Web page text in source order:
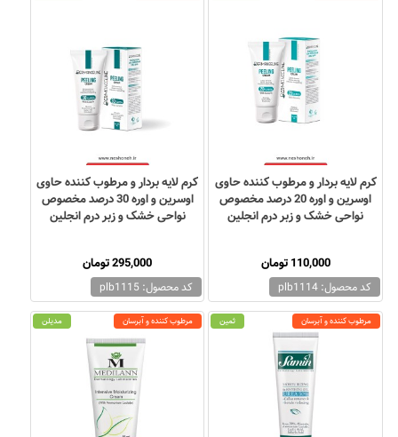
کد محصول: plb1114
کرم لایه بردار و مرطوب کننده حاوی
اوسرین و اوره 20 درصد مخصوص
نواحی خشک و زبر درم انجلین
110,000 تومان
کد محصول: plb1115
کرم لایه بردار و مرطوب کننده حاوی
اوسرین و اوره 30 درصد مخصوص
نواحی خشک و زبر درم انجلین
295,000 تومان
مرطوب کننده و آبرسان ثمین مرطوب کننده و آبرسان مدیلن